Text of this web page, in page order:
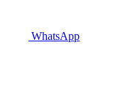
WhatsApp